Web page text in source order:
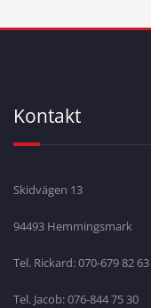
Kontakt
Skidvägen 13
94493 Hemmingsmark
Tel. Rickard: 070-679 82 63
Tel. Jacob: 076-844 75 30